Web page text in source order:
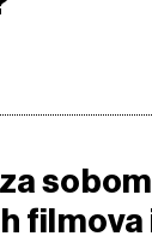
filmova